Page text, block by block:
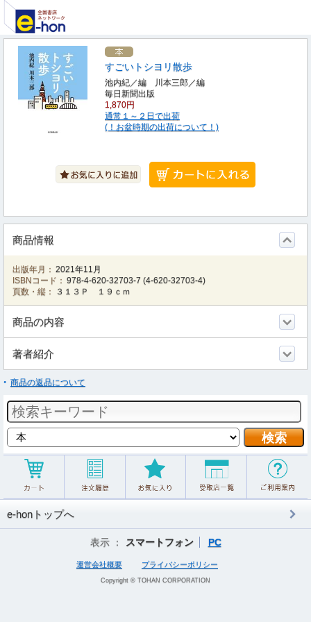
すごいトシヨリ散歩
池内紀／編 川本三郎／編
毎日新聞出版
1,870円
通常１～２日で出荷
(！お盆時期の出荷について！)
商品情報
出版年月： 2021年11月
ISBNコード： 978-4-620-32703-7 (4-620-32703-4)
頁数・縦：
３１３Ｐ １９ｃｍ
商品の内容
著者紹介
商品の返品について
e-honトップへ
表示 ： スマートフォン PC
運営会社概要 プライバシーポリシー
Copyright © TOHAN CORPORATION